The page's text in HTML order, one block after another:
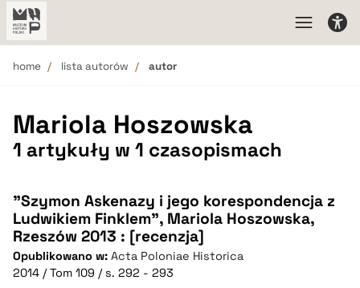
home lista autorów autor
Mariola Hoszowska
1 artykuły w 1 czasopismach
"Szymon Askenazy i jego korespondencja z
Ludwikiem Finklem", Mariola Hoszowska,
Rzeszów 2013 : [recenzja]
Opublikowano w: Acta Poloniae Historica
2014 / Tom 109 / s. 292 - 293